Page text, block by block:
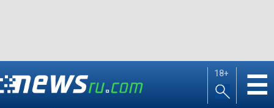
18+ ☰